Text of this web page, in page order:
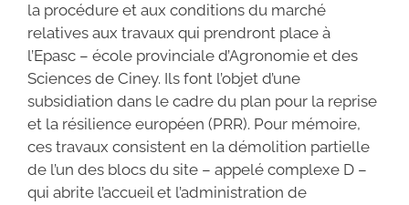
la procédure et aux conditions du marché
relatives aux travaux qui prendront place à
l’Epasc – école provinciale d’Agronomie et des
Sciences de Ciney. Ils font l’objet d’une
subsidiation dans le cadre du plan pour la reprise
et la résilience européen (PRR). Pour mémoire,
ces travaux consistent en la démolition partielle
de l’un des blocs du site – appelé complexe D –
qui abrite l’accueil et l’administration de